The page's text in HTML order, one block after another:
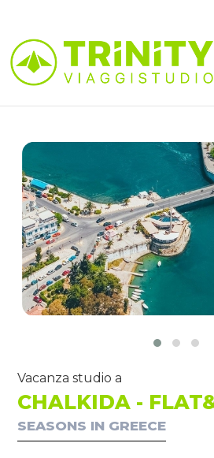
Vacanza studio a
CHALKIDA -
SEASONS IN GREECE